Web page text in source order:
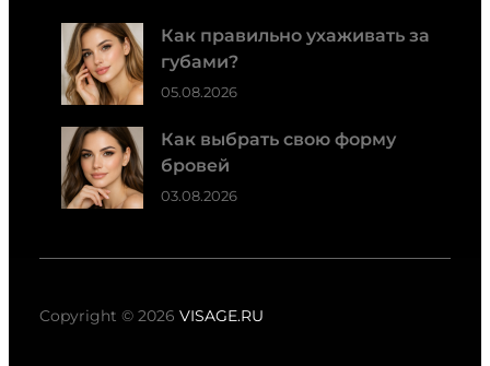
Как правильно ухаживать за
губами?
05.08.2026
Как выбрать свою форму
бровей
03.08.2026
Copyright © 2026 VISAGE.RU